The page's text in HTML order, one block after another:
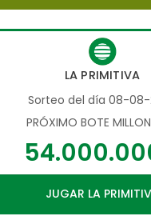
LA PRIMITIVA
Sorteo del día 08-
PRÓXIMO BOTE
JUGAR LA